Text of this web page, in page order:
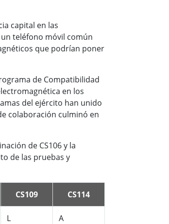
capital en las
teléfono móvil común
que podrían poner
de Compatibilidad
en los
del ejército han unido
colaboración culminó en
de CS106 y la
de las pruebas y
CS109 CS114
L A